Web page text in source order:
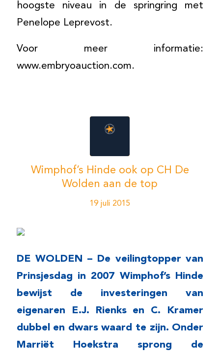
hoogste niveau in de springring met
Penelope Leprevost.
Voor meer informatie:
www.embryoauction.com.
Wimphof’s Hinde ook op CH De
Wolden aan de top
19 juli 2015
DE WOLDEN – De veilingtopper van
Prinsjesdag in 2007 Wimphof’s Hinde
bewijst de investeringen van
eigenaren E.J. Rienks en C. Kramer
dubbel en dwars waard te zijn. Onder
Marriët Hoekstra sprong de